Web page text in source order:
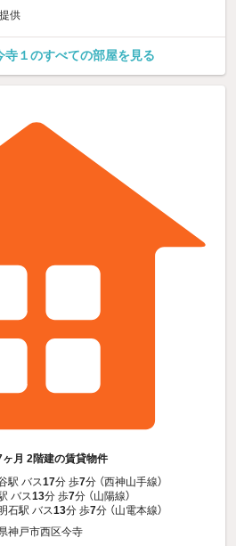
提供
寺１のすべての部屋を見る
月 2階建の賃貸物件
駅 バス17分 歩7分 （西神山手線）
バス13分 歩7分 （山陽線）
石駅 バス13分 歩7分 （山電本線）
神戸市西区今寺